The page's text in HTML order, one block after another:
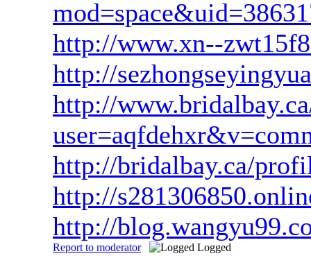
http://www.xn--
http://
http://
http://bridalbay.ca/
http://
http://
Report to moderator Logged